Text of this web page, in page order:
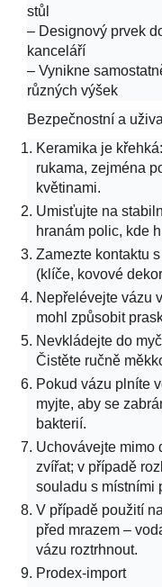
stůl
– Designový prvek
kanceláří
– Vynikne
různých výšek
Bezpečnostní a
Keramika je
rukama, zejména
květinami.
Umisťujte na
hranám polic, kde
Zamezte kontaktu
(klíče, kovové
Nepřelévejte vázu
mohl způsobit
Nevkládejte do
Čistěte ručně
Pokud vázu plníte
myjte, aby se
bakterií.
Uchovávejte mimo
zvířat; v případě
souladu s místními
V případě použití
před mrazem –
vázu roztrhnout.
Prodex-import